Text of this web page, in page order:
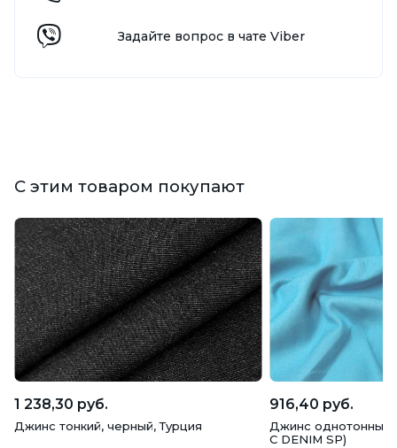
Задайте вопрос в чате Viber
С этим товаром покупают
1 238,30 руб.
Джинс тонкий, черный, Турция
916,40 руб.
Джинс однотонный,
С DENIM SP)